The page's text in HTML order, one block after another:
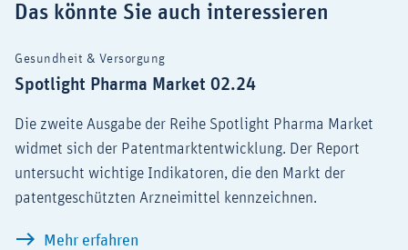
Das könnte Sie auch interessieren
Gesundheit & Versorgung
Spotlight Pharma Market 02.24
Die zweite Ausgabe der Reihe Spotlight Pharma Market
widmet sich der Patentmarktentwicklung. Der Report
untersucht wichtige Indikatoren, die den Markt der
patentgeschützten Arzneimittel kennzeichnen.
Mehr erfahren